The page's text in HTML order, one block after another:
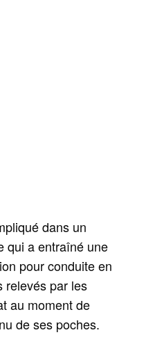
dans un
qui a entraîné une
pour conduite en
relevés par les
au moment de
de ses poches.